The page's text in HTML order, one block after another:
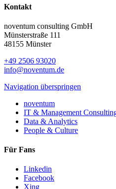
Kontakt
noventum consulting GmbH
Münsterstraße 111
48155 Münster
+49 2506 93020
info@noventum.de
Navigation überspringen
noventum
IT & Management
Data & Analytics
People & Culture
Für Fans
Linkedin
Facebook
Xing